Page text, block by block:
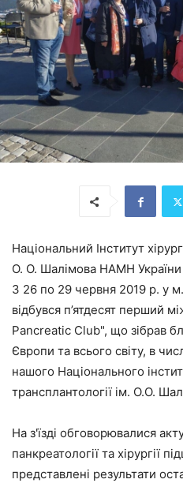
Національний Інститут
О. О. Шалімова НАМН України
З 26 по 29 червня 2019 р. у
відбувся п’ятдесят перший
Pancreatic Club", що зібрав
Європи та всього світу, в
нашого Національного
трансплантології ім. О.О.
На з'їзді обговорювалися
панкреатології та хірургії
представлені результати